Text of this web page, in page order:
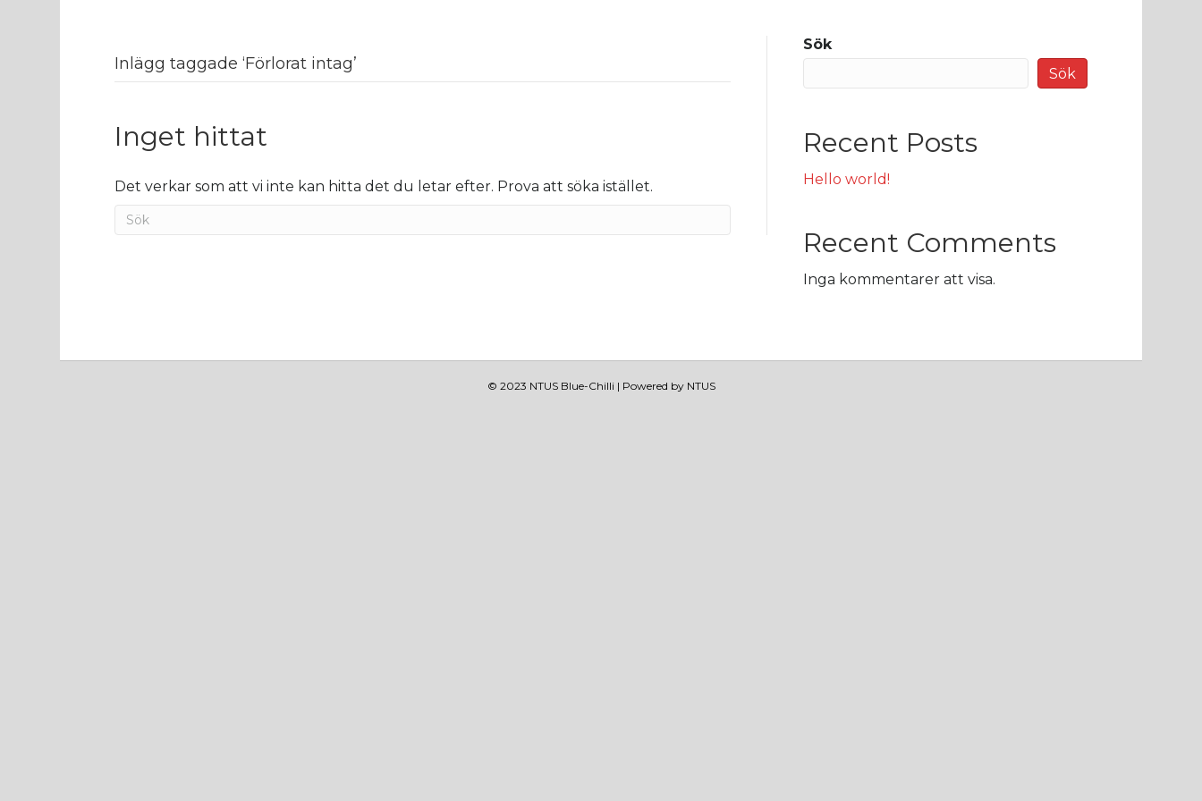
Inlägg taggade ‘Förlorat intag’
Inget hittat
Det verkar som att vi inte kan hitta det du letar efter. Prova att söka istället.
Sök
Sök
Recent Posts
Hello world!
Recent Comments
Inga kommentarer att visa.
© 2023 NTUS Blue-Chilli | Powered by NTUS